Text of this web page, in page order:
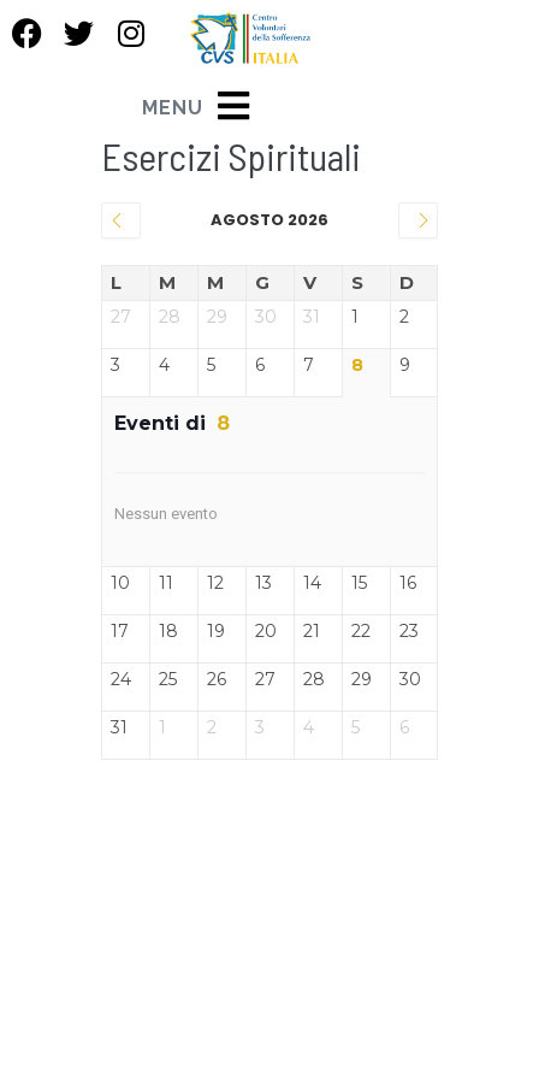
MENU
Esercizi Spirituali
AGOSTO 2026
L M M G V S D
27 28 29 30 31 1 2
3 4 5 6 7 8 9
Eventi di 8
Nessun evento
10 11 12 13 14 15 16
17 18 19 20 21 22 23
24 25 26 27 28 29 30
31 1 2 3 4 5 6